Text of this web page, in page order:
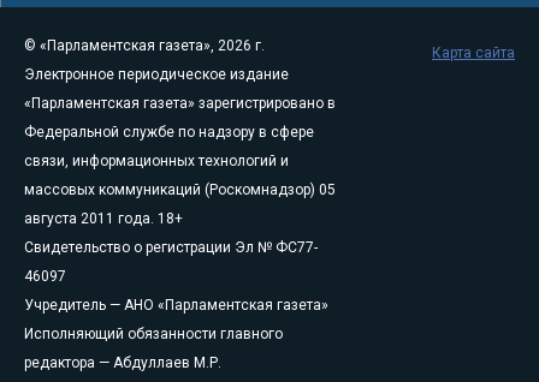
© «Парламентская газета», 2026 г.
Электронное периодическое издание
«Парламентская газета» зарегистрировано в
Федеральной службе по надзору в сфере
связи, информационных технологий и
массовых коммуникаций (Роскомнадзор) 05
августа 2011 года. 18+
Свидетельство о регистрации Эл № ФС77-
46097
Учредитель — АНО «Парламентская газета»
Исполняющий обязанности главного
редактора — Абдуллаев М.Р.
Карта сайта